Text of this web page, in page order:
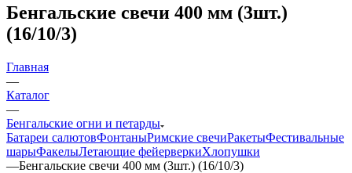
Бенгальские свечи 400 мм (3шт.)
(16/10/3)
Главная
—
Каталог
—
Бенгальские огни и петарды
Батареи салютовФонтаныРимские свечиРакетыФестивальные
шарыФакелыЛетающие фейерверкиХлопушки
—Бенгальские свечи 400 мм (3шт.) (16/10/3)